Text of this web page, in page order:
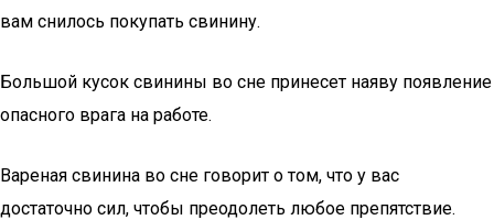
вам снилось покупать свинину.
Большой кусок свинины во сне принесет наяву появление
опасного врага на работе.
Вареная свинина во сне говорит о том, что у вас
достаточно сил, чтобы преодолеть любое препятствие.